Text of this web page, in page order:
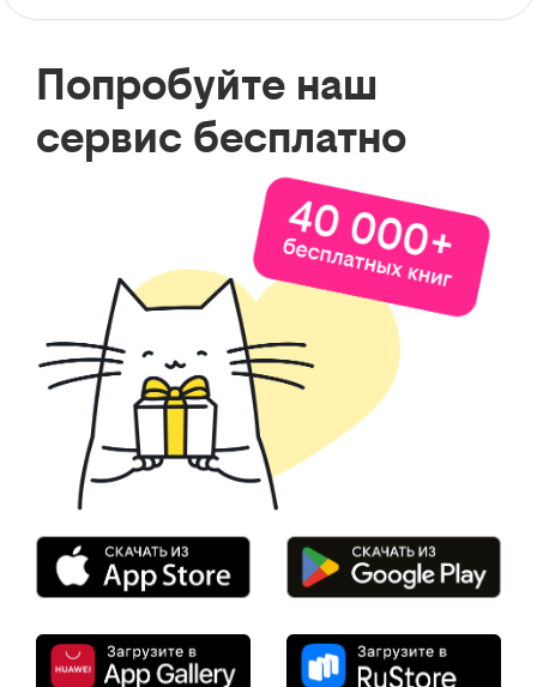
Попробуйте наш
сервис бесплатно